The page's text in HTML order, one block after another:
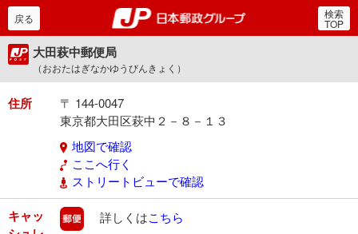
郵便局・日本郵政グルー
戻る 検索
TOP
大田萩中郵便局
（おおたはぎなかゆうびんきょく）
住所
〒 144-0047
東京都大田区萩中２－８－１３
地図で確認
ここへ行く
ストリートビューで確認
キャッ
郵便
詳しくはこちら